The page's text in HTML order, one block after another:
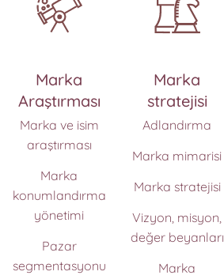
Marka
Araştırması
Marka ve isim
araştırması
Marka
konumlandırma
yönetimi
Pazar
segmentasyonu
Marka
stratejisi
Adlandırma
Marka mimarisi
Marka stratejisi
Vizyon, misyon,
değer beyanları
Marka